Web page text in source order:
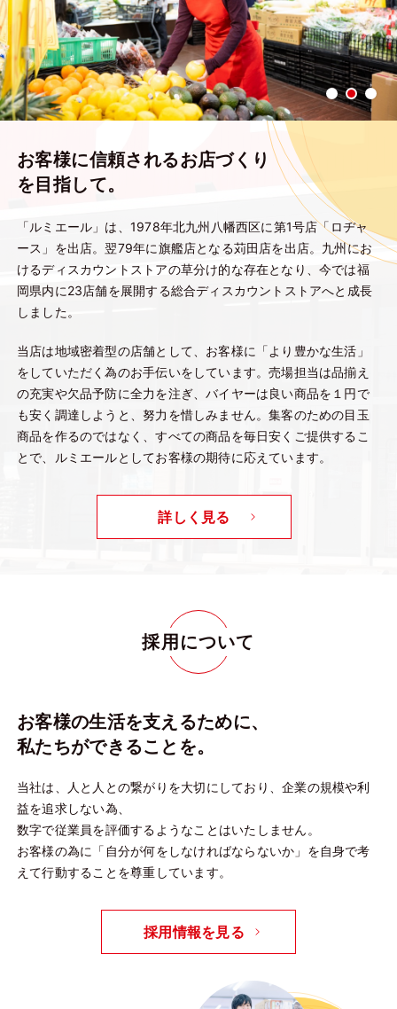
お客様に信頼されるお店づくり
を目指して。
「ルミエール」は、1978年北九州八幡西区に第1号店「ロヂャ
ース」を出店。翌79年に旗艦店となる苅田店を出店。九州にお
けるディスカウントストアの草分け的な存在となり、今では福
岡県内に23店舗を展開する総合ディスカウントストアへと成長
しました。
当店は地域密着型の店舗として、お客様に「より豊かな生活」
をしていただく為のお手伝いをしています。売場担当は品揃え
の充実や欠品予防に全力を注ぎ、バイヤーは良い商品を１円で
も安く調達しようと、努力を惜しみません。集客のための目玉
商品を作るのではなく、すべての商品を毎日安くご提供するこ
とで、ルミエールとしてお客様の期待に応えています。
詳しく見る
採用について
お客様の生活を支えるために、
私たちができることを。
当社は、人と人との繋がりを大切にしており、企業の規模や利
益を追求しない為、
数字で従業員を評価するようなことはいたしません。
お客様の為に「自分が何をしなければならないか」を自身で考
えて行動することを尊重しています。
採用情報を見る